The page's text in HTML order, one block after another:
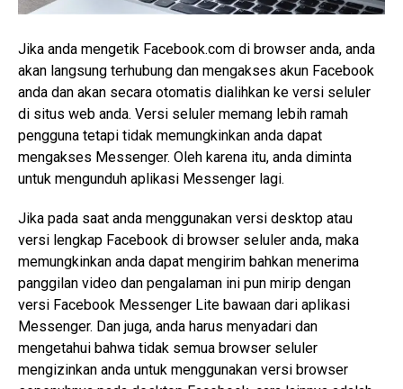
Jika anda mengetik Facebook.com di browser anda, anda
akan langsung terhubung dan mengakses akun Facebook
anda dan akan secara otomatis dialihkan ke versi seluler
di situs web anda. Versi seluler memang lebih ramah
pengguna tetapi tidak memungkinkan anda dapat
mengakses Messenger. Oleh karena itu, anda diminta
untuk mengunduh aplikasi Messenger lagi.
Jika pada saat anda menggunakan versi desktop atau
versi lengkap Facebook di browser seluler anda, maka
memungkinkan anda dapat mengirim bahkan menerima
panggilan video dan pengalaman ini pun mirip dengan
versi Facebook Messenger Lite bawaan dari aplikasi
Messenger. Dan juga, anda harus menyadari dan
mengetahui bahwa tidak semua browser seluler
mengizinkan anda untuk menggunakan versi browser